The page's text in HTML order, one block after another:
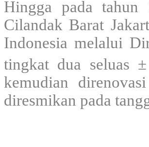
Hingga pada
Cilandak Barat
Indonesia melalui
tingkat dua seluas
kemudian
diresmikan pada